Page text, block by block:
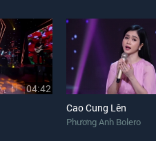
04:42
Cao Cung Lên
Phương Anh Bolero